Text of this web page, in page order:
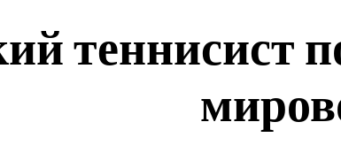
теннисист